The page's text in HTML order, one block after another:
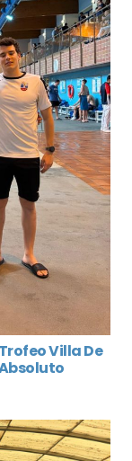
Villa De